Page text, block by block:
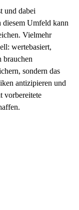
und dabei
diesem Umfeld kann
Vielmehr
wertebasiert,
brauchen
sondern das
antizipieren und
vorbereitete